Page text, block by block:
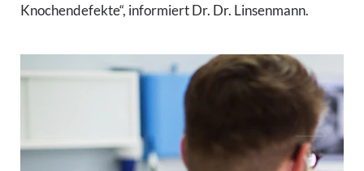
Knochendefekte“, informiert Dr. Dr. Linsenmann.